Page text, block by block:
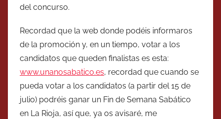
del concurso.
Recordad que la web donde podéis informaros
de la promoción y, en un tiempo, votar a los
candidatos que queden finalistas es esta:
www.unanosabatico.es, recordad que cuando se
pueda votar a los candidatos (a partir del 15 de
julio) podréis ganar un Fin de Semana Sabático
en La Rioja, así que, ya os avisaré, me